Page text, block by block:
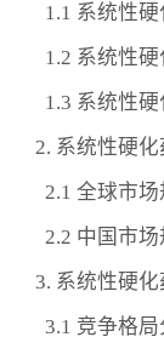
1.1 系统性
1.2 系统性
1.3 系统性
2. 系统性硬
2.1 全球市
2.2 中国市
3. 系统性硬
3.1 竞争格局